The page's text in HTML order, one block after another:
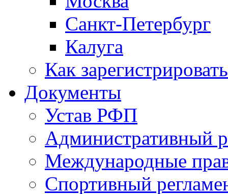
Санкт-Петербург
Калуга
Как
Документы
Устав РФП
Административный
Международные
Спортивный